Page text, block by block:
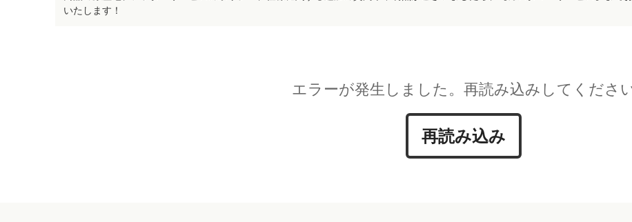
いたします！
エラーが発生しました。再読み込みしてくださ
再読み込み